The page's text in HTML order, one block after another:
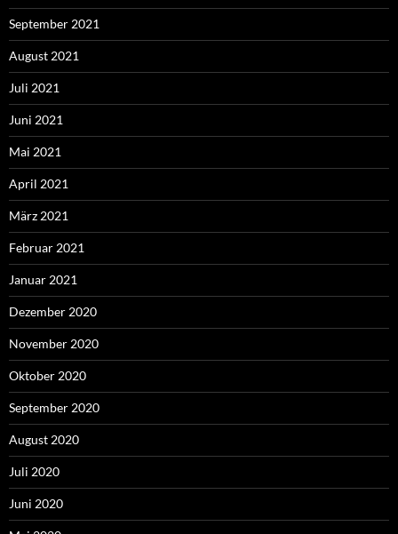
September 2021
August 2021
Juli 2021
Juni 2021
Mai 2021
April 2021
März 2021
Februar 2021
Januar 2021
Dezember 2020
November 2020
Oktober 2020
September 2020
August 2020
Juli 2020
Juni 2020